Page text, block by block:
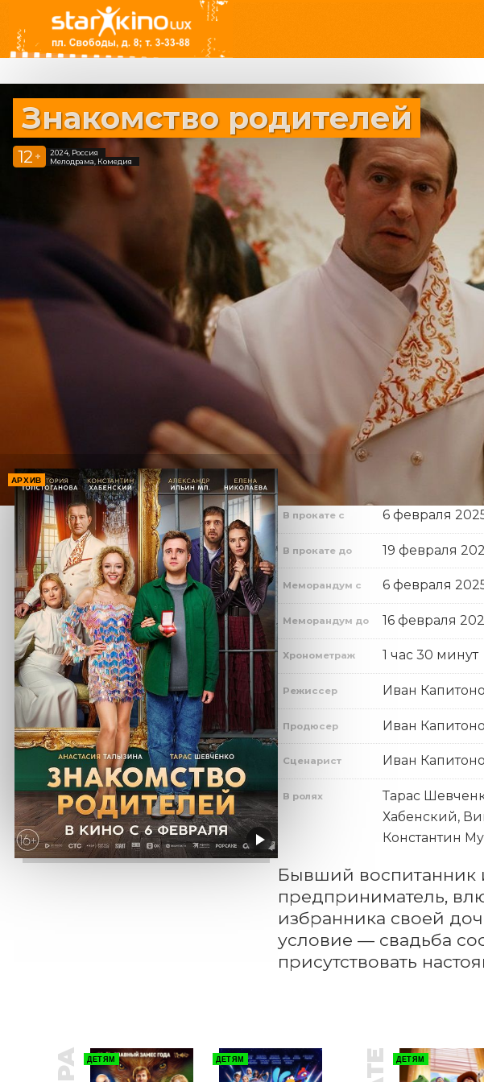
Знакомство родителей
12 +
2024, Россия
Мелодрама, Комедия
АРХИВ
В прокате с 6 февраля
В прокате до 19 февраля
Меморандум с 6 февраля
Меморандум до 16 февраля
Хронометраж 1 час 30 минут
Режиссер Иван
Продюсер Иван
Сценарист Иван
В ролях
Тарас
Хабенский,
Константин
Бывший воспитанник
предприниматель,
избранника своей
условие — свадьба
присутствовать
ДЕТЯМ ДЕТЯМ ДЕТЯМ